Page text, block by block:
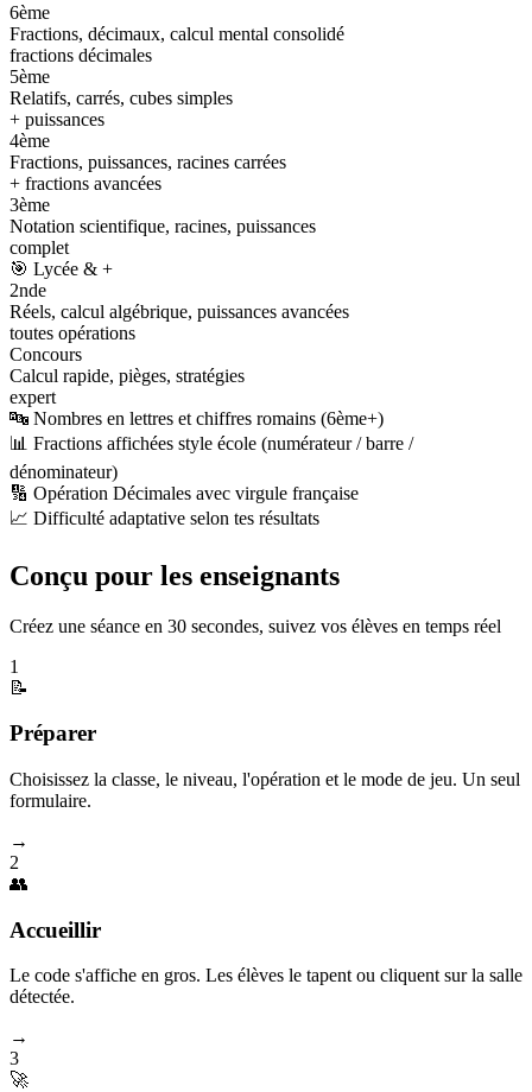
6ème
Fractions, décimaux, calcul mental consolidé
fractions décimales
5ème
Relatifs, carrés, cubes simples
+ puissances
4ème
Fractions, puissances, racines carrées
+ fractions avancées
3ème
Notation scientifique, racines, puissances
complet
🎯 Lycée & +
2nde
Réels, calcul algébrique, puissances avancées
toutes opérations
Concours
Calcul rapide, pièges, stratégies
expert
🔤 Nombres en lettres et chiffres romains (6ème+)
📊 Fractions affichées style école (numérateur / barre /
dénominateur)
🔢 Opération Décimales avec virgule française
📈 Difficulté adaptative selon tes résultats
Conçu pour les enseignants
Créez une séance en 30 secondes, suivez vos élèves en temps réel
1
📝
Préparer
Choisissez la classe, le niveau, l'opération et le mode de jeu. Un seul
formulaire.
→
2
👥
Accueillir
Le code s'affiche en gros. Les élèves le tapent ou cliquent sur la salle
détectée.
→
3
🚀